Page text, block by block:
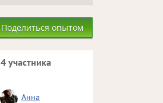
Поделиться опытом
4 участника
Анна